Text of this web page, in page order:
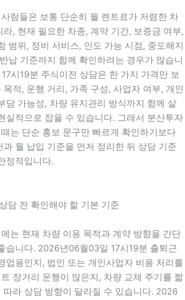
람들은 보통 단순히 월 렌트료가 저렴한 차
, 현재 필요한 차종, 계약 기간, 보증금 여부,
범위, 정비 서비스, 인도 가능 시점, 중도해지
납 기준까지 함께 확인하려는 경우가 많습니
시19분 주식이전 상담은 한 가지 가격만 보
목적, 운행 거리, 가족 구성, 사업자 여부, 개인
담 가능성, 차량 유지관리 방식까지 함께 살
실적으로 잡을 수 있습니다. 그래서 분산투자
는 단순 홍보 문구만 빠르게 확인하기보다
월 납입 기준을 먼저 정리한 뒤 상담 기준
정적입니다.
담 전 확인해야 할 기본 기준
는 현재 차량 이용 목적과 계약 방향을 간단
습니다. 2026년06월03일 17시19분 출퇴근
업용인지, 법인 또는 개인사업자 비용 처리를
장거리 운행이 많은지, 차량 교체 주기를 짧
따라 상담 방향이 달라질 수 있습니다. 2026